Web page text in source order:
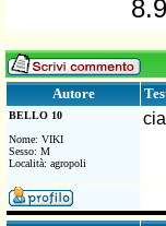
8.9
Autore
BELLO 10
Nome: VIKI
Sesso: M
Località: agropoli